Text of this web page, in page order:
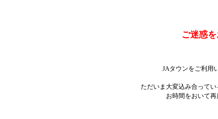
ご迷惑
JAタウンをご利用
ただいま大変込み合って
お時間をおいて